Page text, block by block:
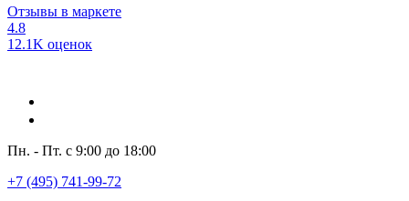
Отзывы в маркете
4.8
12.1K оценок
Пн. - Пт. с 9:00 до 18:00
+7 (495) 741-99-72